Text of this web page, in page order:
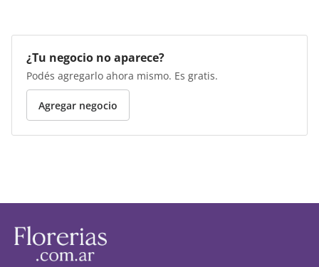
¿Tu negocio no aparece?
Podés agregarlo ahora mismo. Es gratis.
Agregar negocio